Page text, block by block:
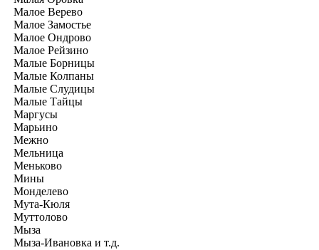
Малое Верево
Малое Замостье
Малое Ондрово
Малое Рейзино
Малые Борницы
Малые Колпаны
Малые Слудицы
Малые Тайцы
Маргусы
Марьино
Межно
Мельница
Меньково
Мины
Монделево
Мута-Кюля
Муттолово
Мыза
Мыза-Ивановка и т.д.